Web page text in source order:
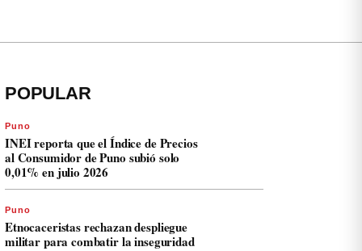
POPULAR
Puno
INEI reporta que el Índice de Precios
al Consumidor de Puno subió solo
0,01% en julio 2026
Puno
Etnocaceristas rechazan despliegue
militar para combatir la inseguridad